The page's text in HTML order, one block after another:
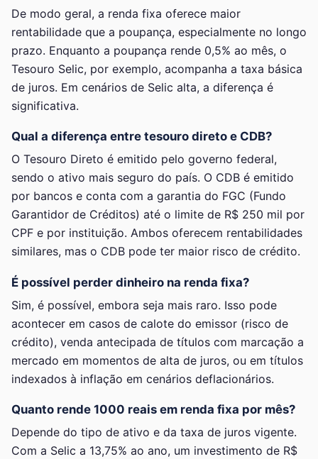
De modo geral, a renda fixa oferece maior
rentabilidade que a poupança, especialmente no longo
prazo. Enquanto a poupança rende 0,5% ao mês, o
Tesouro Selic, por exemplo, acompanha a taxa básica
de juros. Em cenários de Selic alta, a diferença é
significativa.
Qual a diferença entre tesouro direto e CDB?
O Tesouro Direto é emitido pelo governo federal,
sendo o ativo mais seguro do país. O CDB é emitido
por bancos e conta com a garantia do FGC (Fundo
Garantidor de Créditos) até o limite de R$ 250 mil por
CPF e por instituição. Ambos oferecem rentabilidades
similares, mas o CDB pode ter maior risco de crédito.
É possível perder dinheiro na renda fixa?
Sim, é possível, embora seja mais raro. Isso pode
acontecer em casos de calote do emissor (risco de
crédito), venda antecipada de títulos com marcação a
mercado em momentos de alta de juros, ou em títulos
indexados à inflação em cenários deflacionários.
Quanto rende 1000 reais em renda fixa por mês?
Depende do tipo de ativo e da taxa de juros vigente.
Com a Selic a 13,75% ao ano, um investimento de R$